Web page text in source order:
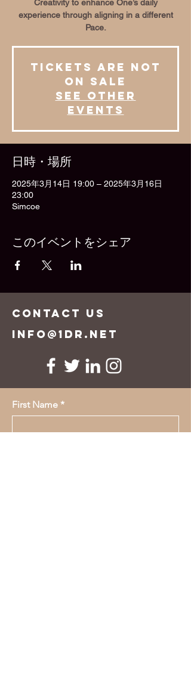
Creativity to enhance One’s daily
experience through aligning in a different
Pace.
Tickets are not
on sale
See other
events
日時・場所
2025年3月14日 19:00 – 2025年3月16日
23:00
Simcoe
このイベントをシェア
CONTACT US
info@1dr.net
First Name